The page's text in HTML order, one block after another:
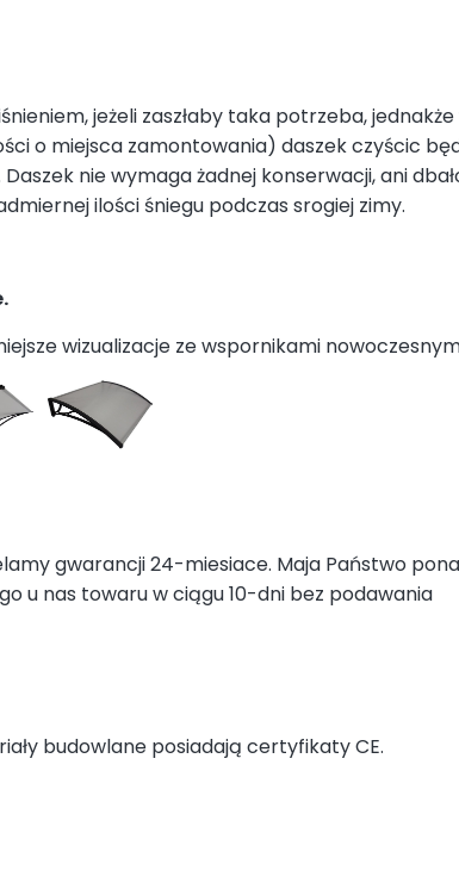
jeżeli zaszłaby taka potrzeba, jednakże
o miejsca zamontowania) daszek czyścic
nie wymaga żadnej konserwacji, ani
ilości śniegu podczas srogiej zimy.
wizualizacje ze wspornikami
gwarancji 24-miesiace. Maja Państwo
u nas towaru w ciągu 10-dni bez podawania
budowlane posiadają certyfikaty CE.